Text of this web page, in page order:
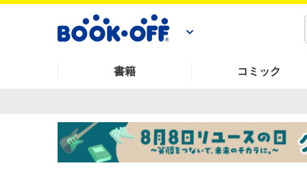
書籍 コミック